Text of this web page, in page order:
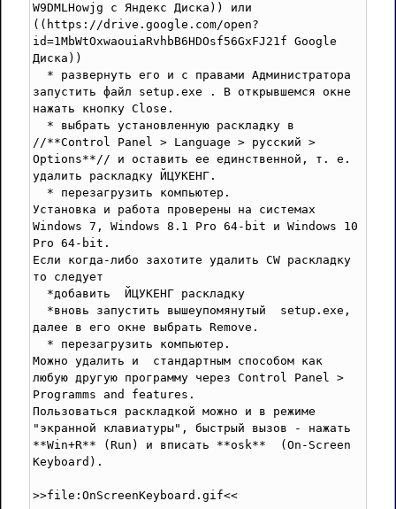
W9DMLHowjg с Яндекс Диска)) или
((https://drive.google.com/open?
id=1MbWtOxwaouiaRvhbB6HDOsf56GxFJ21f Google
Диска))
* развернуть его и с правами Администратора
запустить файл setup.exe . В открывшемся окне
нажать кнопку Close.
* выбрать установленную раскладку в
//**Control Panel > Language > русский >
Options**// и оставить ее единственной, т. е.
удалить раскладку ЙЦУКЕНГ.
* перезагрузить компьютер.
Установка и работа проверены на системах
Windows 7, Windows 8.1 Pro 64-bit и Windows 10
Pro 64-bit.
Если когда-либо захотите удалить CW раскладку
то следует
*добавить  ЙЦУКЕНГ раскладку
*вновь запустить вышеупомянутый  setup.exe,
далее в его окне выбрать Remove.
* перезагрузить компьютер.
Можно удалить и  стандартным способом как
любую другую программу через Control Panel >
Programms and features.
Пользоваться раскладкой можно и в режиме
"экранной клавиатуры", быстрый вызов - нажать
**Win+R** (Run) и вписать **osk**  (On-Screen
Keyboard).
>>file:OnScreenKeyboard.gif<<